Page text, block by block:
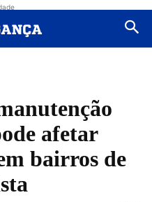
afetar
bairros de